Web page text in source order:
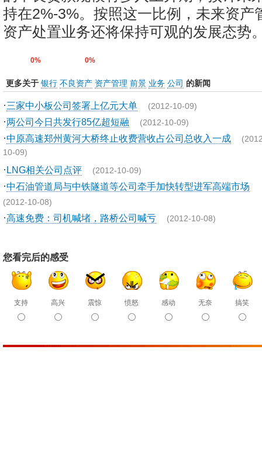
持在2%-3%。按照这一比例，未来资产
资产处置业务还将保持可观的发展态势
0% 0%
更多关于 银行 不良资产 资产管理 前景 业务 公司 的新闻
·三家中小板公司签署上亿元大单 (2012-10-09)
·两公司今日共发行85亿超短融 (2012-10-09)
·中原高速郑州黄河大桥终止收费营收占公司总收入一成
10-09)
·LNG相关公司点评 (2012-10-09)
·中石油管道局与中铁隧道等公司牵手加快转型进军高端市场
(2012-10-08)
·高速免费：司机喊堵，路桥公司喊亏 (2012-10-08)
您看完后的感受
支持 高兴 震惊 愤怒 感动 无奈 搞笑